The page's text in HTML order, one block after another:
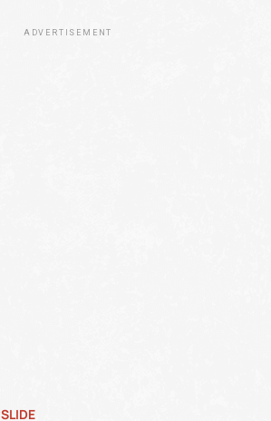
ADVERTISEMENT
SLIDE